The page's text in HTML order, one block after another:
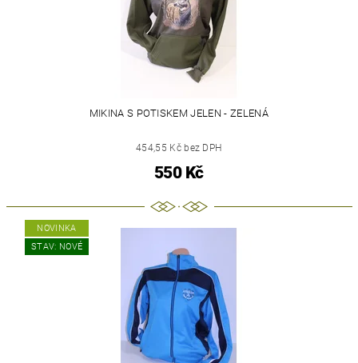
MIKINA S POTISKEM JELEN - ZELENÁ
454,55 Kč bez DPH
550 Kč
NOVINKA
STAV: NOVÉ